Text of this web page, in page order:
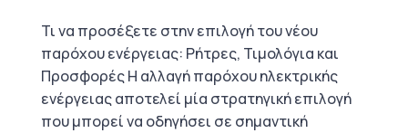
Τι να προσέξετε στην επιλογή του νέου
παρόχου ενέργειας: Ρήτρες, Τιμολόγια και
Προσφορές Η αλλαγή παρόχου ηλεκτρικής
ενέργειας αποτελεί μία στρατηγική επιλογή
που μπορεί να οδηγήσει σε σημαντική